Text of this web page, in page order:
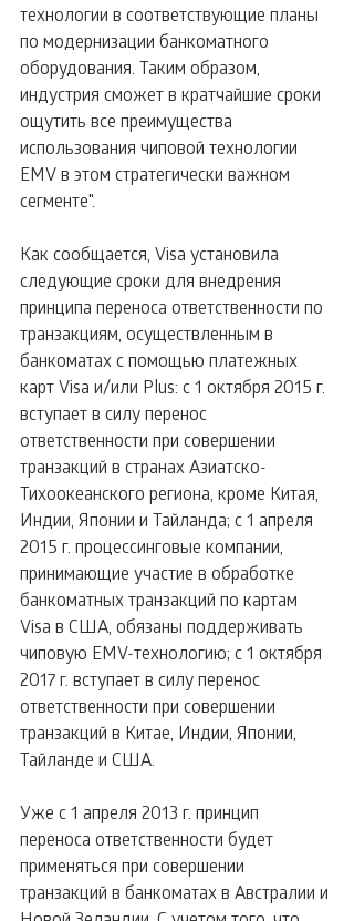
технологии в соответствующие планы
по модернизации банкоматного
оборудования. Таким образом,
индустрия сможет в кратчайшие сроки
ощутить все преимущества
использования чиповой технологии
EMV в этом стратегически важном
сегменте".
Как сообщается, Visa установила
следующие сроки для внедрения
принципа переноса ответственности по
транзакциям, осуществленным в
банкоматах с помощью платежных
карт Visa и/или Plus: с 1 октября 2015 г.
вступает в силу перенос
ответственности при совершении
транзакций в странах Азиатско-
Тихоокеанского региона, кроме Китая,
Индии, Японии и Тайланда; с 1 апреля
2015 г. процессинговые компании,
принимающие участие в обработке
банкоматных транзакций по картам
Visa в США, обязаны поддерживать
чиповую EMV-технологию; с 1 октября
2017 г. вступает в силу перенос
ответственности при совершении
транзакций в Китае, Индии, Японии,
Тайланде и США.
Уже с 1 апреля 2013 г. принцип
переноса ответственности будет
применяться при совершении
транзакций в банкоматах в Австралии и